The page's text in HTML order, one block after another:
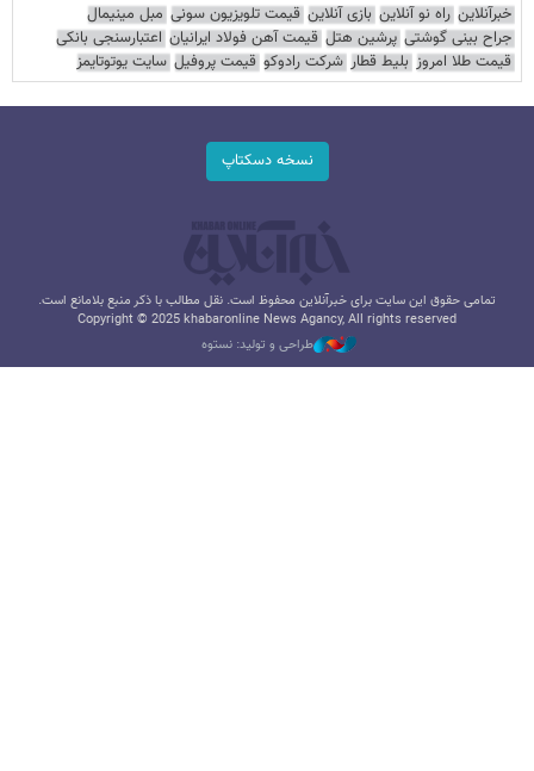
خبرآنلاین راه نو آنلاین بازی آنلاین قیمت تلویزیون سونی مبل مینیمال
جراح بینی گوشتی پرشین هتل قیمت آهن فولاد ایرانیان اعتبارسنجی بانکی
قیمت طلا امروز بلیط قطار شرکت رادوکو قیمت پروفیل سایت یوتوتایمز
نسخه دسکتاپ
تمامی حقوق این سایت برای خبرآنلاین محفوظ است. نقل مطالب با ذکر منبع بلامانع است.
Copyright © 2025 khabaronline News Agancy, All rights reserved
طراحی و تولید: نستوه